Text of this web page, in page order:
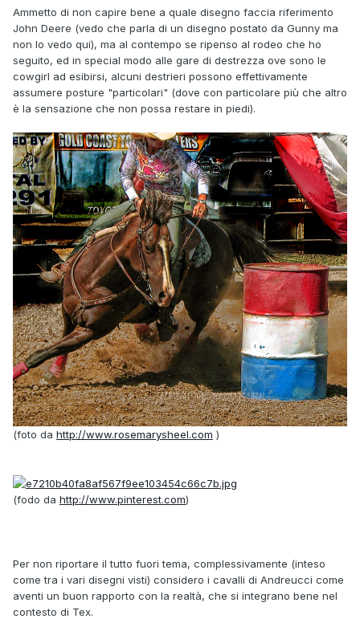
Ammetto di non capire bene a quale disegno faccia riferimento
John Deere (vedo che parla di un disegno postato da Gunny ma
non lo vedo qui), ma al contempo se ripenso al rodeo che ho
seguito, ed in special modo alle gare di destrezza ove sono le
cowgirl ad esibirsi, alcuni destrieri possono effettivamente
assumere posture "particolari" (dove con particolare più che altro
è la sensazione che non possa restare in piedi).
(foto da http://www.rosemarysheel.com )
(fodo da http://www.pinterest.com)
Per non riportare il tutto fuori tema, complessivamente (inteso
come tra i vari disegni visti) considero i cavalli di Andreucci come
aventi un buon rapporto con la realtà, che si integrano bene nel
contesto di Tex.